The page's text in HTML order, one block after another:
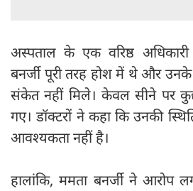
अस्पताल के एक वरिष्ठ
बनर्जी पूरी तरह होश में थे और
संकेत नहीं मिले। केवल सीने पर
गए। डॉक्टरों ने कहा कि उनकी
आवश्यकता नहीं है।
हालांकि, ममता बनर्जी ने आरोप